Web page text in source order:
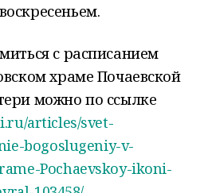
с расписанием
храме Почаевской
можно по ссылке
articles/svet-
bogoslugeniy-v-
Pochaevskoy-ikoni-